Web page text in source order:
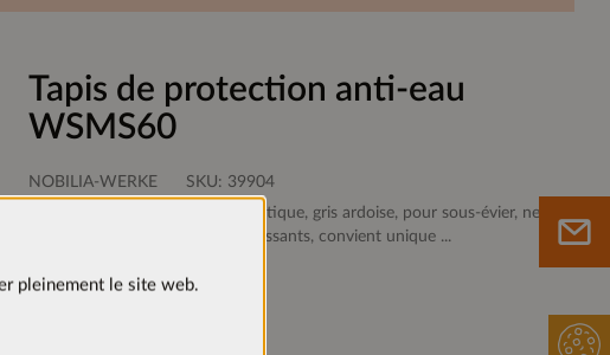
pleinement le site web.
Tapis de protection anti-eau
WSMS60
NOBILIA-WERKE SKU: 39904
Tapis de protection anti-eau Plastique, gris ardoise, pour sous-évier, ne
convient pas pour les blocs coulissants, convient unique ...